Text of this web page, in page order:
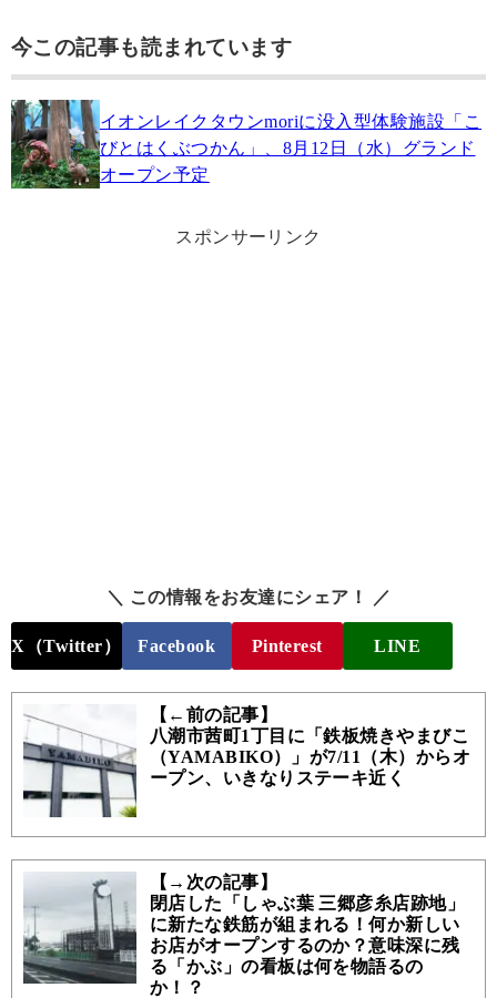
今この記事も読まれています
イオンレイクタウンmoriに没入型体験施設「こ
びとはくぶつかん」、8月12日（水）グランド
オープン予定
スポンサーリンク
＼ この情報をお友達にシェア！ ／
X（Twitter） Facebook Pinterest LINE
【←前の記事】
八潮市茜町1丁目に「鉄板焼きやまびこ
（YAMABIKO）」が7/11（木）からオ
ープン、いきなりステーキ近く
【→次の記事】
閉店した「しゃぶ葉 三郷彦糸店跡地」
に新たな鉄筋が組まれる！何か新しい
お店がオープンするのか？意味深に残
る「かぶ」の看板は何を物語るの
か！？